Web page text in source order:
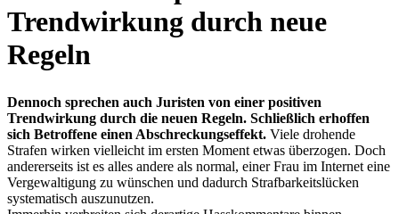
Trendwirkung durch neue
Regeln
Dennoch sprechen auch Juristen von einer positiven
Trendwirkung durch die neuen Regeln. Schließlich erhoffen
sich Betroffene einen Abschreckungseffekt. Viele drohende
Strafen wirken vielleicht im ersten Moment etwas überzogen. Doch
andererseits ist es alles andere als normal, einer Frau im Internet eine
Vergewaltigung zu wünschen und dadurch Strafbarkeitslücken
systematisch auszunutzen.